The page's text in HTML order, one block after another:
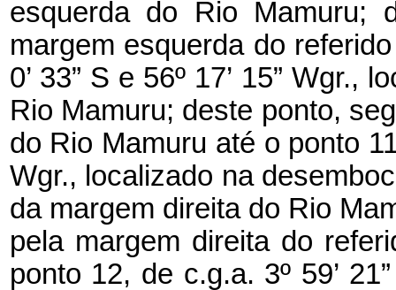
esquerda do Rio Mamuru;
margem esquerda do
0’ 33” S e 56º 17’ 15”
Rio Mamuru; deste ponto,
do Rio Mamuru até o ponto
Wgr., localizado na
da margem direita do Rio
pela margem direita do
ponto 12, de c.g.a. 3º 59’